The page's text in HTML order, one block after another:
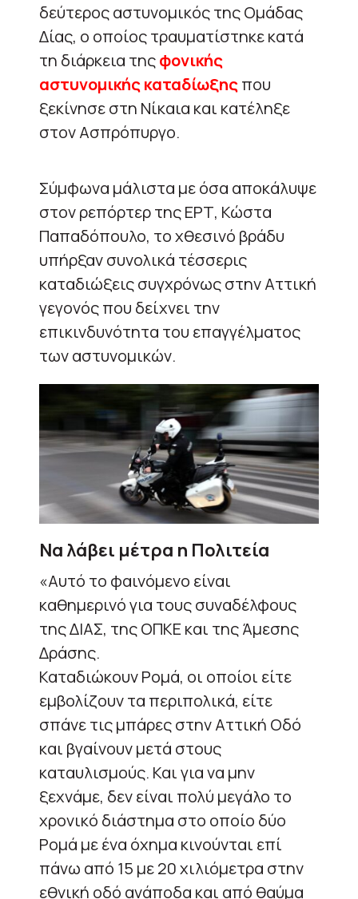
δεύτερος αστυνομικός της Ομάδας
Δίας, ο οποίος τραυματίστηκε κατά
τη διάρκεια τηςφονικής
αστυνομικής καταδίωξηςπου
ξεκίνησε στη Νίκαια και κατέληξε
στον Ασπρόπυργο.
Σύμφωνα μάλιστα με όσα αποκάλυψε
στον ρεπόρτερ της ΕΡΤ, Κώστα
Παπαδόπουλο, το χθεσινό βράδυ
υπήρξαν συνολικά τέσσερις
καταδιώξεις συγχρόνως στην Αττική
γεγονός που δείχνει την
επικινδυνότητα του επαγγέλματος
των αστυνομικών.
Να λάβει μέτρα η Πολιτεία
«Αυτό το φαινόμενο είναι
καθημερινό για τους συναδέλφους
της ΔΙΑΣ, της ΟΠΚΕ και της Άμεσης
Δράσης.
Καταδιώκουν Ρομά, οι οποίοι είτε
εμβολίζουν τα περιπολικά, είτε
σπάνε τις μπάρες στην Αττική Οδό
και βγαίνουν μετά στους
καταυλισμούς. Και για να μην
ξεχνάμε, δεν είναι πολύ μεγάλο το
χρονικό διάστημα στο οποίο δύο
Ρομά με ένα όχημα κινούνται επί
πάνω από 15 με 20 χιλιόμετρα στην
εθνική οδό ανάποδα και από θαύμα